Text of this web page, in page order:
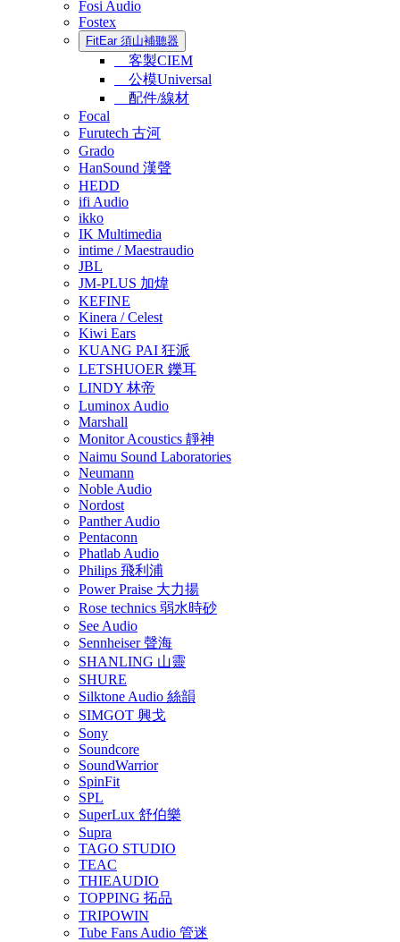
Fosi Audio
Fostex
FitEar 須山補聽器
客製CIEM
公模Universal
配件/線材
Focal
Furutech 古河
Grado
HanSound 漢聲
HEDD
ifi Audio
ikko
IK Multimedia
intime / Maestraudio
JBL
JM-PLUS 加煒
KEFINE
Kinera / Celest
Kiwi Ears
KUANG PAI 狂派
LETSHUOER 鑠耳
LINDY 林帝
Luminox Audio
Marshall
Monitor Acoustics 靜神
Naimu Sound Laboratories
Neumann
Noble Audio
Nordost
Panther Audio
Pentaconn
Phatlab Audio
Philips 飛利浦
Power Praise 大力揚
Rose technics 弱水時砂
See Audio
Sennheiser 聲海
SHANLING 山靈
SHURE
Silktone Audio 絲韻
SIMGOT 興戈
Sony
Soundcore
SoundWarrior
SpinFit
SPL
SuperLux 舒伯樂
Supra
TAGO STUDIO
TEAC
THIEAUDIO
TOPPING 拓品
TRIPOWIN
Tube Fans Audio 管迷